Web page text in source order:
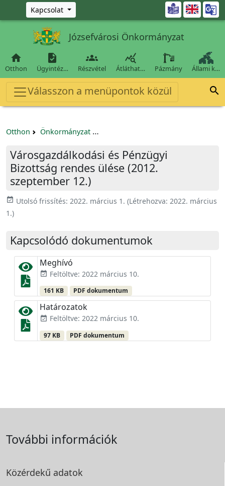
Ugrás a fő tartalomra
Kapcsolat 
Józsefvárosi Önkormányzat

Otthon

Ügyintéz…

Részvétel

Átláthat… Pázmány Állami k…
Válasszon a menüpontok közül 
Otthon Önkormányzat
Városgazdálkodási és Pénzügyi
Bizottság rendes ülése (2012.
szeptember 12.)
event_available Utolsó frissítés: 2022. március 1. (Létrehozva: 2022. március
1.)
Kapcsolódó dokumentumok
Meghívó
event_available Feltöltve: 2022 március 10.
161 KB PDF dokumentum
Határozatok
event_available Feltöltve: 2022 március 10.
97 KB PDF dokumentum
További információk
Közérdekű adatok